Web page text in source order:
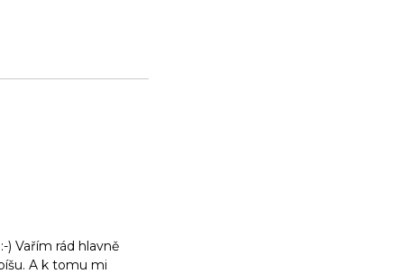
) Vařím rád hlavně
A k tomu mi